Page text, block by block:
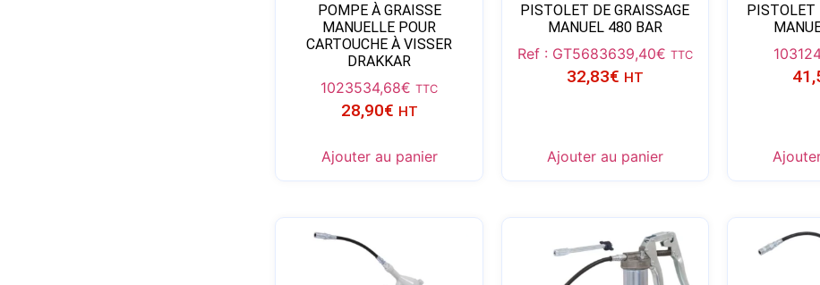
POMPE À GRAISSE
MANUELLE POUR
CARTOUCHE À VISSER
DRAKKAR
1023534,68€ TTC
28,90€ HT
Ajouter au panier
PISTOLET DE GRAISSAGE
MANUEL 480 BAR
Ref : GT5683639,40€ TTC
32,83€ HT
Ajouter au panier
PISTOLET
10312